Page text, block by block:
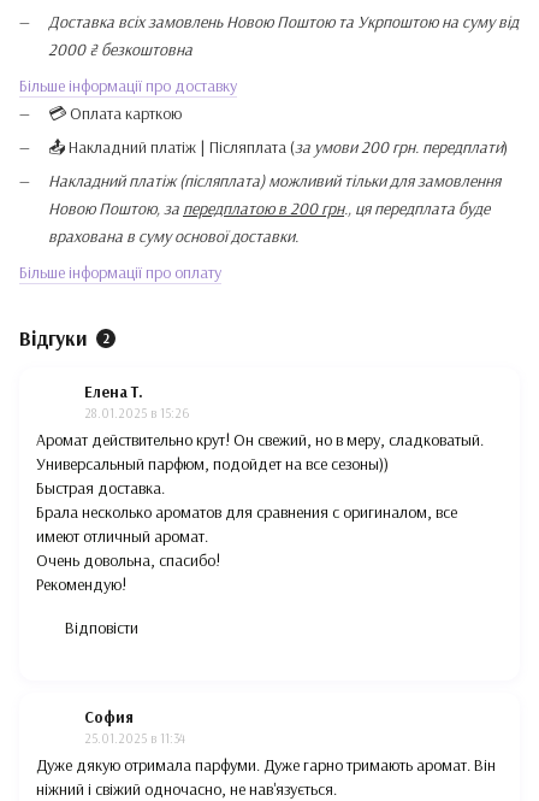
Доставка всіх замовлень Новою Поштою та Укрпоштою на суму від
2000 ₴ безкоштовна
Більше інформації про доставку
💳 Оплата карткою
📤 Накладний платіж | Післяплата (за умови 200 грн. передплати)
Накладний платіж (післяплата) можливий тільки для замовлення
Новою Поштою, за передплатою в 200 грн., ця передплата буде
врахована в суму основої доставки.
Більше інформації про оплату
Відгуки 2
Елена Т.
28.01.2025 в 15:26
Аромат действительно крут! Он свежий, но в меру, сладковатый.
Универсальный парфюм, подойдет на все сезоны))
Быстрая доставка.
Брала несколько ароматов для сравнения с оригиналом, все
имеют отличный аромат.
Очень довольна, спасибо!
Рекомендую!
Відповісти
София
25.01.2025 в 11:34
Дуже дякую отримала парфуми. Дуже гарно тримають аромат. Він
ніжний і свіжий одночасно, не нав'язується.